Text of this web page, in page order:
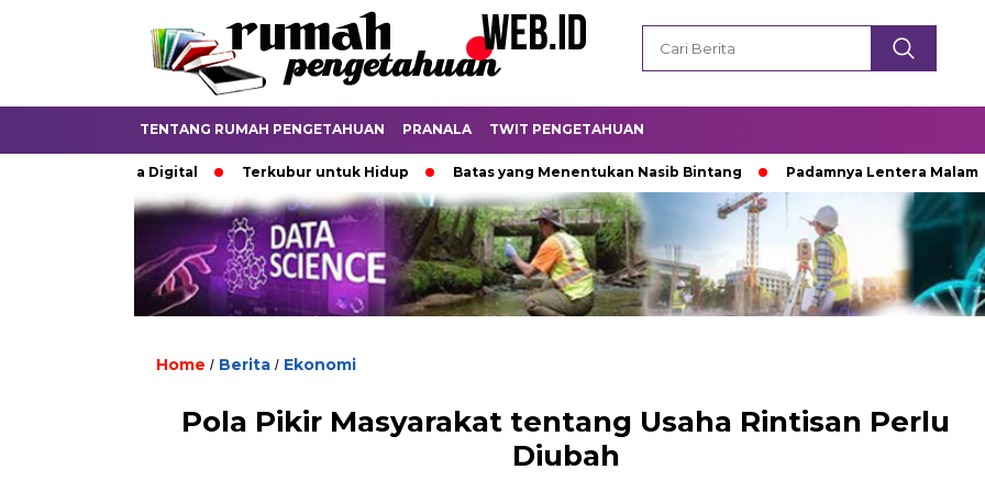
TENTANG RUMAH PENGETAHUAN PRANALA TWIT PENGETAHUAN
di Dunia Digital Terkubur untuk Hidup Batas yang Menentukan Nasib Bintang Padamnya Lentera Malam
Home / Berita / Ekonomi
Pola Pikir Masyarakat tentang Usaha Rintisan Perlu
Diubah